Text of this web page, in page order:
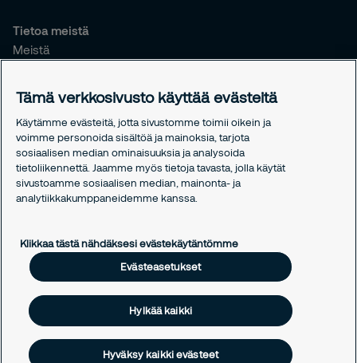
Tietoa meistä
Meistä
Työntekijöille
Oikeudelliset asiat
Tietosuojakäytäntömme
Evästekäytäntömme
Evästeasetukset
Tämä verkkosivusto käyttää evästeitä
Käytämme evästeitä, jotta sivustomme toimii oikein ja
voimme personoida sisältöä ja mainoksia, tarjota
sosiaalisen median ominaisuuksia ja analysoida
tietoliikennettä. Jaamme myös tietoja tavasta, jolla käytät
sivustoamme sosiaalisen median, mainonta- ja
analytiikkakumppaneidemme kanssa.
Klikkaa tästä nähdäksesi evästekäytäntömme
Evästeasetukset
Hylkää kaikki
Hyväksy kaikki evästeet